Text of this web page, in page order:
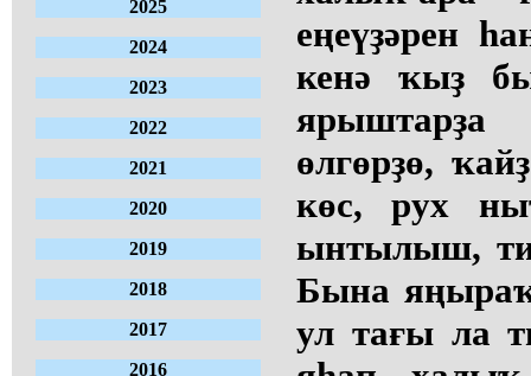
2025
2024
2023
2022
2021
2020
2019
2018
2017
2016
еңеүҙәрен
кенә ҡыҙ
өлгөрҙө,
көс, рух
ынтылыш,
Бына
ул тағы ла